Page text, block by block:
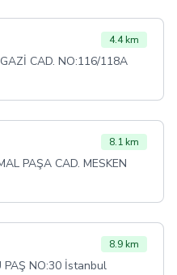
4.4 km
CAD. NO:116/118A
8.1 km
PAŞA CAD. MESKEN
8.9 km
PAŞ NO:30 İstanbul